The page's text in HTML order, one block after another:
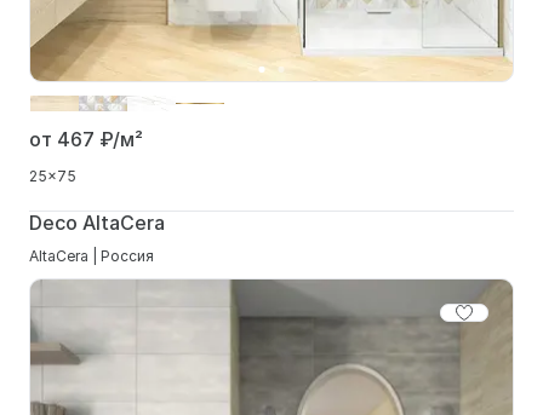
от 467 ₽/м²
25x75
Deco AltaCera
AltaCera | Россия